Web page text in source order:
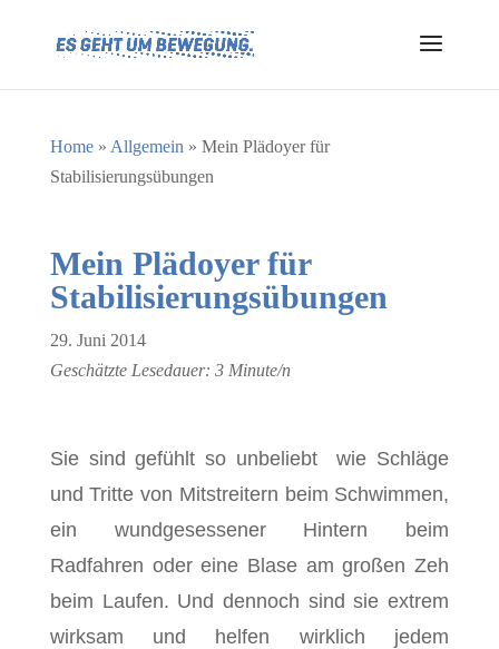
Home» Allgemein » Mein Plädoyer für
Stabilisierungsübungen
Mein Plädoyer für
Stabilisierungsübungen
29. Juni 2014
Geschätzte Lesedauer: 3 Minute/n
Sie sind gefühlt so unbeliebt wie Schläge
und Tritte von Mitstreitern beim Schwimmen,
ein wundgesessener Hintern beim
Radfahren oder eine Blase am großen Zeh
beim Laufen. Und dennoch sind sie extrem
wirksam und helfen wirklich jedem